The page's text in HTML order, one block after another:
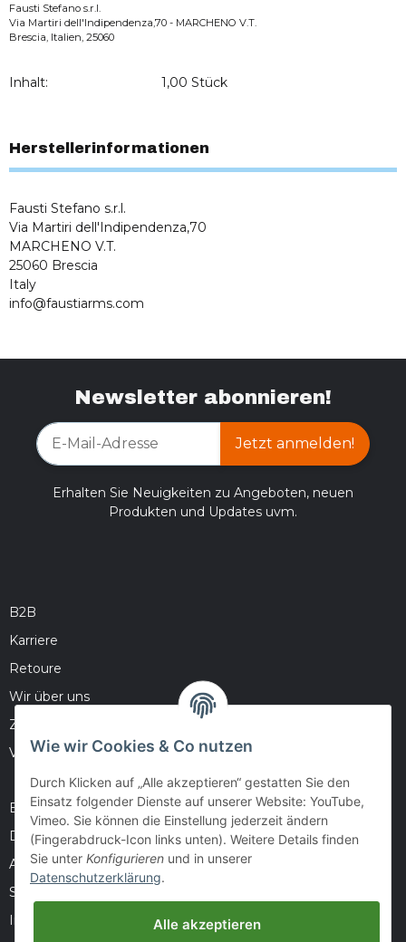
Fausti Stefano s.r.l.
Via Martiri dell'Indipendenza,70 - MARCHENO V.T.
Brescia, Italien, 25060
Inhalt: 1,00 Stück
Herstellerinformationen
Fausti Stefano s.r.l.
Via Martiri dell'Indipendenza,70
MARCHENO V.T.
25060 Brescia
Italy
info@faustiarms.com
Newsletter abonnieren!
Jetzt anmelden!
Erhalten Sie Neuigkeiten zu Angeboten, neuen
Produkten und Updates uvm.
B2B
Karriere
Retoure
Wir über uns
Zahlungsmöglichkeiten
Versandinformationen
Barrierefreiheitserklärung
Datenschutz
AGB
Sitemap
Impressum
Wie wir Cookies & Co nutzen
Durch Klicken auf „Alle akzeptieren“ gestatten Sie den
Einsatz folgender Dienste auf unserer Website: YouTube,
Vimeo. Sie können die Einstellung jederzeit ändern
(Fingerabdruck-Icon links unten). Weitere Details finden
Sie unter Konfigurieren und in unserer
Datenschutzerklärung.
Alle akzeptieren